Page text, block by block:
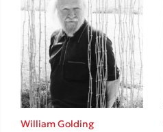
Δημοφιλείς Συγγραφείς
Φυστίκι ΠουΚυλάει
Παύλος Καστανάς
El Sombrero
Στέφανος Ξενάκης
Sebastian Fitzek
William Golding